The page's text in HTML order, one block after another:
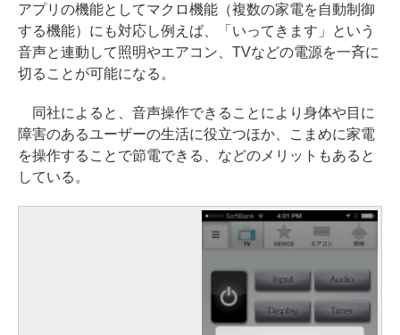
アプリの機能としてマクロ機能（複数の家電を自動制御
する機能）にも対応し例えば、「いってきます」という
音声と連動して照明やエアコン、TVなどの電源を一斉に
切ることが可能になる。
同社によると、音声操作できることにより身体や目に
障害のあるユーザーの生活に役立つほか、こまめに家電
を操作することで節電できる、などのメリットもあると
している。